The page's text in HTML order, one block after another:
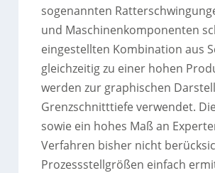
sogenannten
und Maschinenkomponenten
eingestellten Kombination aus
gleichzeitig zu einer hohen
werden zur graphischen
Grenzschnitttiefe verwendet.
sowie ein hohes Maß an
Verfahren bisher nicht
Prozessstellgrößen einfach